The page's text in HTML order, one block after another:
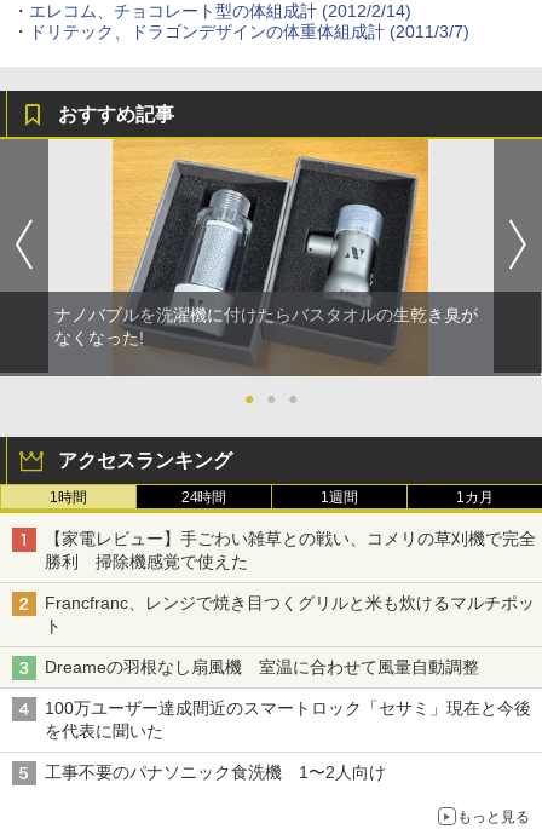
・ エレコム、チョコレート型の体組成計 (2012/2/14)
・
ドリテック、ドラゴンデザインの体重体組成計 (2011/3/7)
おすすめ記事
ナノバブルを洗濯機に付けたらバスタオルの生乾き臭が
なくなった!
● ● ●
アクセスランキング
1時間 24時間 1週間 1カ月
【家電レビュー】手ごわい雑草との戦い、コメリの草刈機で完全
勝利 掃除機感覚で使えた
Francfranc、レンジで焼き目つくグリルと米も炊けるマルチポッ
ト
Dreameの羽根なし扇風機 室温に合わせて風量自動調整
100万ユーザー達成間近のスマートロック「セサミ」現在と今後
を代表に聞いた
工事不要のパナソニック食洗機 1〜2人向け
もっと見る